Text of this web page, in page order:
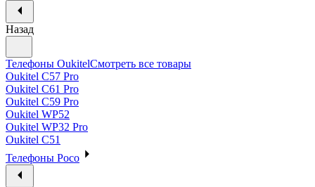
Назад
Телефоны OukitelСмотреть все товары
Oukitel C57 Pro
Oukitel C61 Pro
Oukitel C59 Pro
Oukitel WP52
Oukitel WP32 Pro
Oukitel C51
Телефоны Poco